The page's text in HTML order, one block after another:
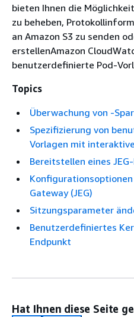
bieten Ihnen die
zu beheben,
an Amazon S3 zu senden
erstellenAmazon
benutzerdefinierte Pod-
Topics
Überwachung von -
Spezifizierung von
Vorlagen mit
Bereitstellen eines
Gateway (JEG)
Sitzungsparameter
Benutzerdefiniertes
Endpunkt
Hat Ihnen diese Seite